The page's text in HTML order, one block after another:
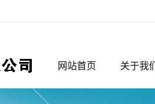
网站首页 关于我们